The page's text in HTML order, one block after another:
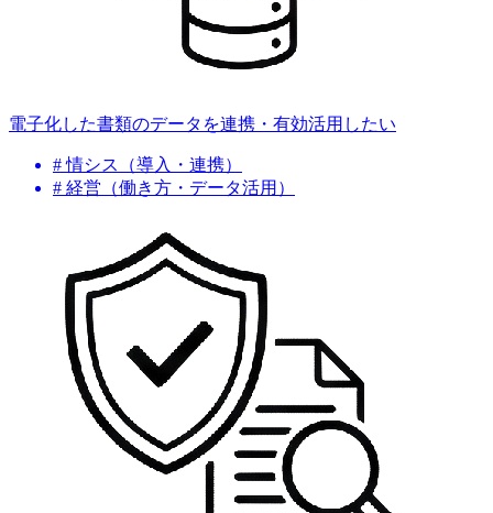
電子化した書類のデータを連携・有効活用したい
# 情シス（導入・連携）
# 経営（働き方・データ活用）